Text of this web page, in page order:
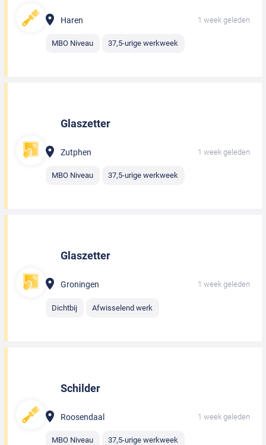
Haren 1 week geleden
MBO Niveau 37,5-urige werkweek
Glaszetter
Zutphen 1 week geleden
MBO Niveau 37,5-urige werkweek
Glaszetter
Groningen 1 week geleden
Dichtbij Afwisselend werk
Schilder
Roosendaal 1 week geleden
MBO Niveau 37,5-urige werkweek